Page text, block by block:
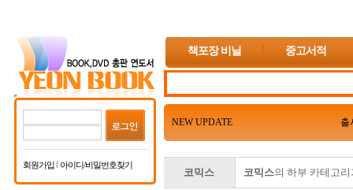
책포장 비닐 중고서적
회원가입 아이디/비밀번호찾기
NEW UPDATE 출
코믹스 코믹스의 하부 카테고